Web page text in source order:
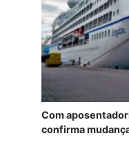
Com
confirma